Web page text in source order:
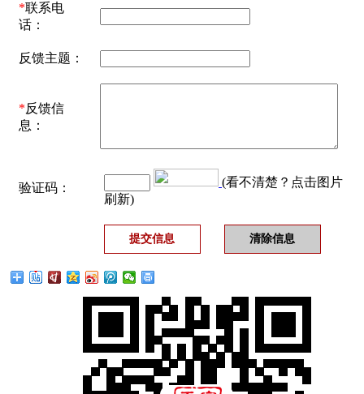
*联系电
话：
反馈主题：
*反馈信
息：
验证码：
(看不清楚？点击图片
刷新)